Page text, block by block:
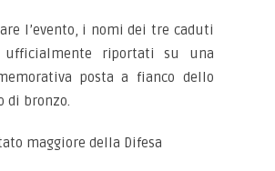
l’evento, i nomi dei tre caduti
ufficialmente riportati su una
posta a fianco dello
di bronzo.
maggiore della Difesa